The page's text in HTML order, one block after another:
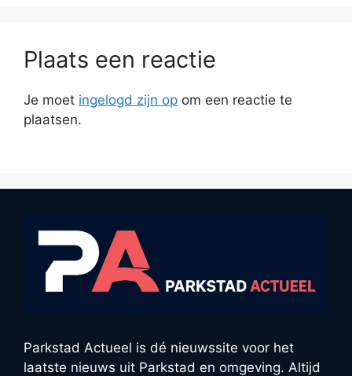
Plaats een reactie
Je moet ingelogd zijn op om een reactie te
plaatsen.
Parkstad Actueel is dé nieuwssite voor het
laatste nieuws uit Parkstad en omgeving. Altijd